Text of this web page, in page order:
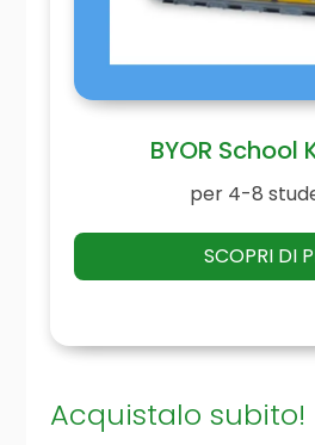
BYOR School
per 4-8
SCOPRI DI
Acquistalo subito!